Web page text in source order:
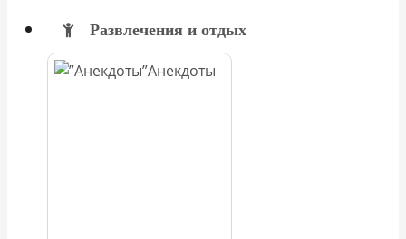
Развлечения и отдых
Анекдоты